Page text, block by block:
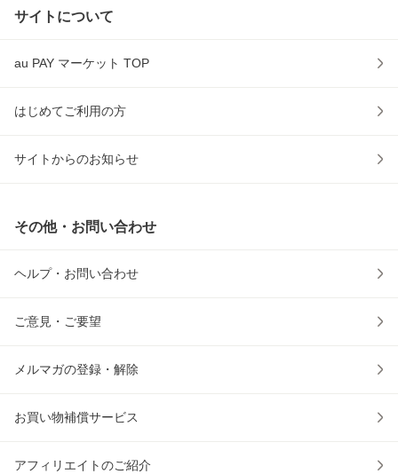
サイトについて
au PAY マーケット TOP
はじめてご利用の方
サイトからのお知らせ
その他・お問い合わせ
ヘルプ・お問い合わせ
ご意見・ご要望
メルマガの登録・解除
お買い物補償サービス
アフィリエイトのご紹介